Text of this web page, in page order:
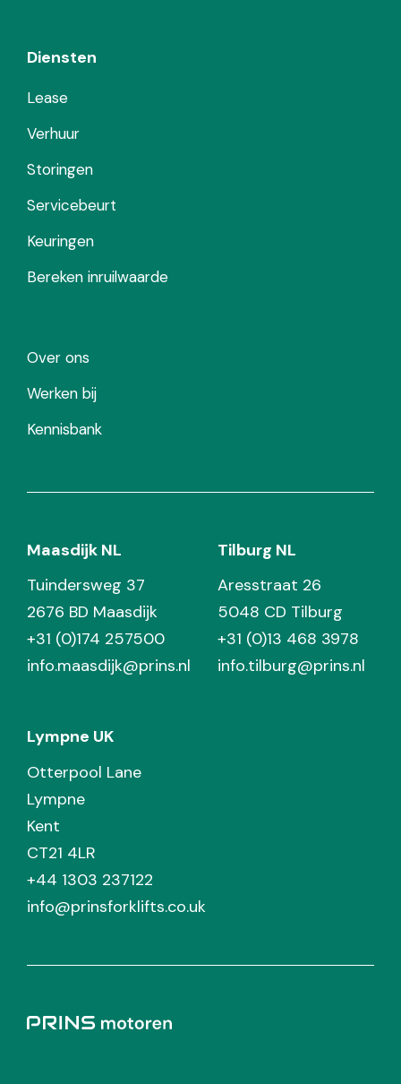
Diensten
Lease
Verhuur
Storingen
Servicebeurt
Keuringen
Bereken inruilwaarde
Over ons
Werken bij
Kennisbank
Maasdijk NL
Tuindersweg 37
2676 BD Maasdijk
+31 (0)174 257500
info.maasdijk@prins.nl
Tilburg NL
Aresstraat 26
5048 CD Tilburg
+31 (0)13 468 3978
info.tilburg@prins.nl
Lympne UK
Otterpool Lane
Lympne
Kent
CT21 4LR
+44 1303 237122
info@prinsforklifts.co.uk